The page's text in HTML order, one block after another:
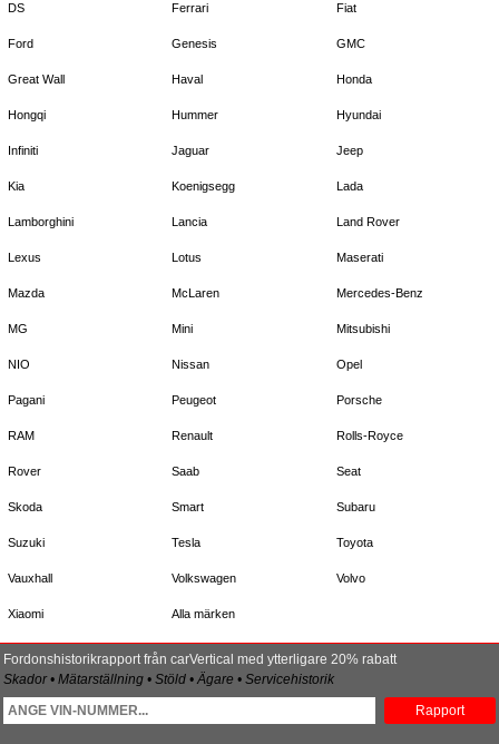
DS Ferrari Fiat
Ford Genesis GMC
Great Wall Haval Honda
Hongqi Hummer Hyundai
Infiniti Jaguar Jeep
Kia Koenigsegg Lada
Lamborghini Lancia Land Rover
Lexus Lotus Maserati
Mazda McLaren Mercedes-Benz
MG Mini Mitsubishi
NIO Nissan Opel
Pagani Peugeot Porsche
RAM Renault Rolls-Royce
Rover Saab Seat
Skoda Smart Subaru
Suzuki Tesla Toyota
Vauxhall Volkswagen Volvo
Xiaomi Alla märken
Fordonshistorikrapport från carVertical med ytterligare 20% rabatt
Skador • Mätarställning • Stöld • Ägare • Servicehistorik
Rapport